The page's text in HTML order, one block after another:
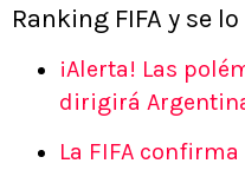
Ranking FIFA y se
¡Alerta! Las
dirigirá
La FIFA